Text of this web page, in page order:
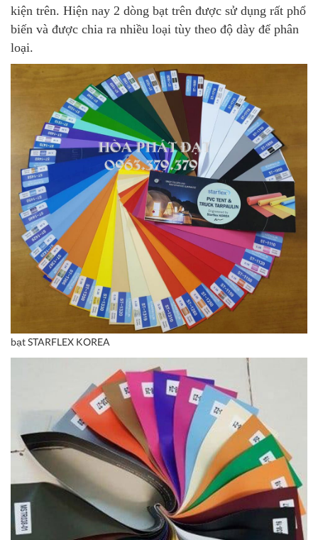
kiện trên. Hiện nay 2 dòng bạt trên được sử dụng rất phổ
biến và được chia ra nhiều loại tùy theo độ dày để phân
loại.
bạt STARFLEX KOREA